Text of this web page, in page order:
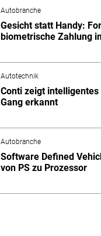
Autobranche
Gesicht statt Handy:
biometrische Zahlung
Autotechnik
Conti zeigt
Gang erkannt
Autobranche
Software Defined
von PS zu Prozessor